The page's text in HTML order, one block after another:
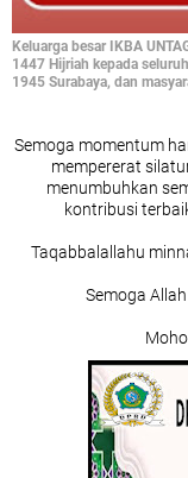
Keluarga besar IKBA
1447 Hijriah kepada
1945 Surabaya, dan
Semoga momentum
mempererat
menumbuhkan
kontribusi
Taqabbalallahu
Semoga